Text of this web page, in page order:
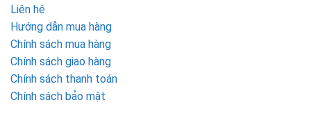
Liên hệ
Hướng dẫn mua hàng
Chính sách mua hàng
Chính sách giao hàng
Chính sách thanh toán
Chính sách bảo mật